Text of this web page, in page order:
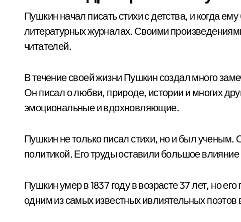
Пушкин начал писать стихи с детства, и когда
литературных журналах. Своими
читателей.
В течение своей жизни Пушкин создал много
Он писал о любви, природе, истории и многих
эмоциональные и вдохновляющие.
Пушкин не только писал стихи, но и был ученым.
политикой. Его труды оставили большое влияние
Пушкин умер в 1837 году в возрасте 37 лет, но
одним из самых известных ивлиятельных поэтов